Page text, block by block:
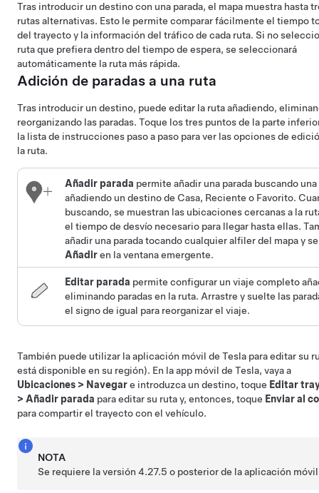
Tras introducir un destino con una parada, el mapa muestra hasta
rutas alternativas. Esto le permite comparar fácilmente el tiempo
del trayecto y la información del tráfico de cada ruta. Si no
ruta que prefiera dentro del tiempo de espera, se seleccionará
automáticamente la ruta más rápida.
Adición de paradas a una ruta
Tras introducir un destino, puede editar la ruta añadiendo,
reorganizando las paradas. Toque los tres puntos de la parte
la lista de instrucciones paso a paso para ver las opciones de
la ruta.
Añadir parada permite añadir una parada buscando
añadiendo un destino de Casa, Reciente o Favorito.
buscando, se muestran las ubicaciones cercanas a la
el tiempo de desvío necesario para llegar hasta ellas.
añadir una parada tocando cualquier alfiler del mapa y
Añadiren la ventana emergente.
Editar parada permite configurar un viaje completo
eliminando paradas en la ruta. Arrastre y suelte las
el signo de igual para reorganizar el viaje.
También puede utilizar la aplicación móvil de Tesla para editar su
está disponible en su región). En la app móvil de Tesla, vaya a
Ubicaciones > Navegare introduzca un destino, toque Editar
> Añadir parada para editar su ruta y, entonces, toque Enviar al
para compartir el trayecto con el vehículo.
NOTA
Se requiere la versión 4.27.5 o posterior de la aplicación